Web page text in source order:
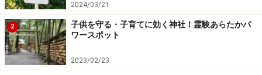
2024/03/21
2
子供を守る・子育てに効く神社！霊験あらたかパ
ワースポット
2023/02/23